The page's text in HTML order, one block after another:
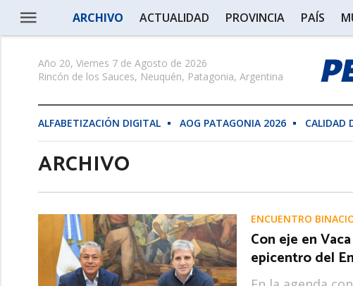
ARCHIVO ACTUALIDAD PROVINCIA PAÍS
Año 20, Viernes 7 de Agosto de 2026
Rincón de los Sauces, Neuquén, Patagonia, Argentina
ALFABETIZACIÓN DIGITAL AOG PATAGONIA 2026 CALIDAD
ARCHIVO
ENCUENTRO
Con eje en
epicentro del